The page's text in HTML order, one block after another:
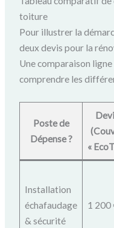
toiture
Pour illustrer la
deux devis pour la
Une comparaison
comprendre les
Poste de
Dépense ?
«
Installation
échafaudage
& sécurité
1 200